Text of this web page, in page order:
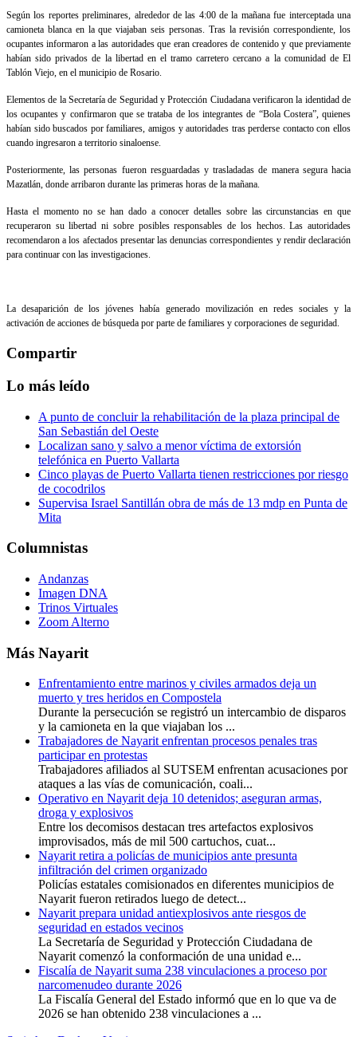
Según los reportes preliminares, alrededor de las 4:00 de la mañana fue interceptada una
camioneta blanca en la que viajaban seis personas. Tras la revisión correspondiente, los
ocupantes informaron a las autoridades que eran creadores de contenido y que previamente
habían sido privados de la libertad en el tramo carretero cercano a la comunidad de El
Tablón Viejo, en el municipio de Rosario.
Elementos de la Secretaría de Seguridad y Protección Ciudadana verificaron la identidad de
los ocupantes y confirmaron que se trataba de los integrantes de “Bola Costera”, quienes
habían sido buscados por familiares, amigos y autoridades tras perderse contacto con ellos
cuando ingresaron a territorio sinaloense.
Posteriormente, las personas fueron resguardadas y trasladadas de manera segura hacia
Mazatlán, donde arribaron durante las primeras horas de la mañana.
Hasta el momento no se han dado a conocer detalles sobre las circunstancias en que
recuperaron su libertad ni sobre posibles responsables de los hechos. Las autoridades
recomendaron a los afectados presentar las denuncias correspondientes y rendir declaración
para continuar con las investigaciones.
La desaparición de los jóvenes había generado movilización en redes sociales y la
activación de acciones de búsqueda por parte de familiares y corporaciones de seguridad.
Compartir
Lo más leído
A punto de concluir la rehabilitación de la plaza principal de
San Sebastián del Oeste
Localizan sano y salvo a menor víctima de extorsión
telefónica en Puerto Vallarta
Cinco playas de Puerto Vallarta tienen restricciones por riesgo
de cocodrilos
Supervisa Israel Santillán obra de más de 13 mdp en Punta de
Mita
Columnistas
Andanzas
Imagen DNA
Trinos Virtuales
Zoom Alterno
Más Nayarit
Enfrentamiento entre marinos y civiles armados deja un
muerto y tres heridos en Compostela
Durante la persecución se registró un intercambio de disparos
y la camioneta en la que viajaban los ...
Trabajadores de Nayarit enfrentan procesos penales tras
participar en protestas
Trabajadores afiliados al SUTSEM enfrentan acusaciones por
ataques a las vías de comunicación, coali...
Operativo en Nayarit deja 10 detenidos; aseguran armas,
droga y explosivos
Entre los decomisos destacan tres artefactos explosivos
improvisados, más de mil 500 cartuchos, cuat...
Nayarit retira a policías de municipios ante presunta
infiltración del crimen organizado
Policías estatales comisionados en diferentes municipios de
Nayarit fueron retirados luego de detect...
Nayarit prepara unidad antiexplosivos ante riesgos de
seguridad en estados vecinos
La Secretaría de Seguridad y Protección Ciudadana de
Nayarit comenzó la conformación de una unidad e...
Fiscalía de Nayarit suma 238 vinculaciones a proceso por
narcomenudeo durante 2026
La Fiscalía General del Estado informó que en lo que va de
2026 se han obtenido 238 vinculaciones a ...